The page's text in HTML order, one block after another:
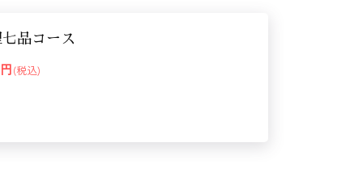
品コース
(税込)